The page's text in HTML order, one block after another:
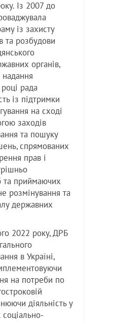
Із 2007 до
із захисту
та розбудови
органів,
надання
рада
із підтримки
на сході
заходів
та пошуку
спрямованих
прав і
та приймаючих
розмінування та
державних
2022 року, ДРБ
в Україні,
на потреби по
діяльність у
соціально-